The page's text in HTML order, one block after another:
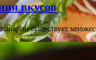
вкусов
существует